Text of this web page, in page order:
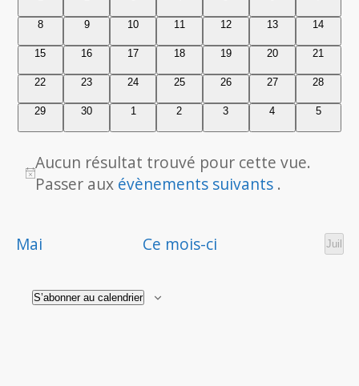
de
vues
de
Évènements
0
8
0
9
010
011
012
013
014
015
016
017
018
019
0
20
0
21
0
22
0
23
0
24
0
25
0
26
0
27
0
28
0
29
0
30
01
0
2
0
3
0
4
0
5
Notice
Aucun résultat trouvé pour cette vue.
Passer aux évènements suivants .
Mai Ce mois-ci Juil
S’abonner au calendrier